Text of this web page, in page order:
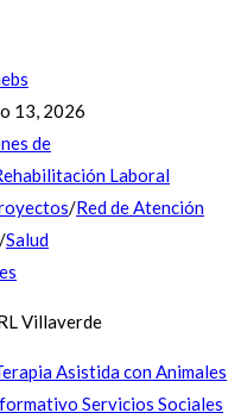
13, 2026
de
Laboral
/Red de Atención
/Salud
Villaverde
Asistida con Animales